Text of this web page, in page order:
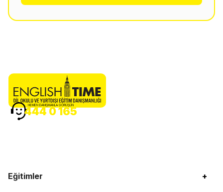
Eğitimler +
HEMEN DANIŞMANLA GÖRÜŞÜN
444 0 165